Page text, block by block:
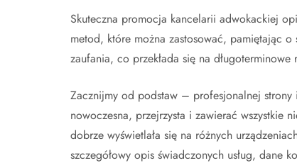
Skuteczna promocja kancelarii adwokackiej
metod, które można zastosować, pamiętając
zaufania, co przekłada się na
Zacznijmy od podstaw – profesjonalnej
nowoczesna, przejrzysta i zawierać wszystkie
dobrze wyświetlała się na różnych
szczegółowy opis świadczonych usług, dane